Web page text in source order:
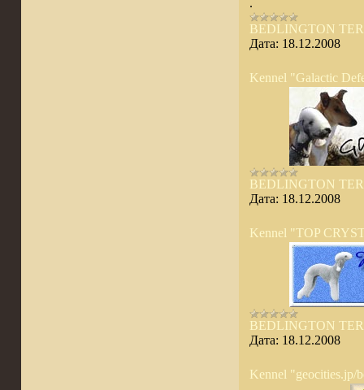
.
BEDLINGTON
Дата: 18.12.2008
Kennel "Galactic
BEDLINGTON
Дата: 18.12.2008
Kennel "TOP
BEDLINGTON
Дата: 18.12.2008
Kennel "geocities.jp/